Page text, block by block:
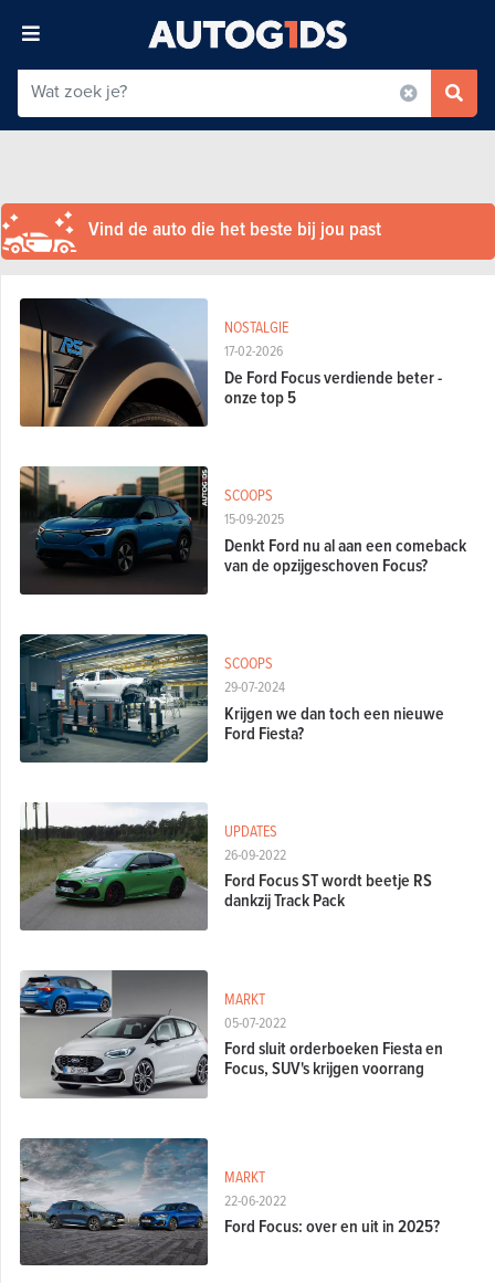
Vind de auto die het beste bij jou past
17-02-2026
NOSTALGIE
De Ford Focus verdiende beter -
onze top 5
15-09-2025
SCOOPS
Denkt Ford nu al aan een comeback
van de opzijgeschoven Focus?
29-07-2024
SCOOPS
Krijgen we dan toch een nieuwe
Ford Fiesta?
26-09-2022
UPDATES
Ford Focus ST wordt beetje RS
dankzij Track Pack
05-07-2022
MARKT
Ford sluit orderboeken Fiesta en
Focus, SUV's krijgen voorrang
22-06-2022
MARKT
Ford Focus: over en uit in 2025?